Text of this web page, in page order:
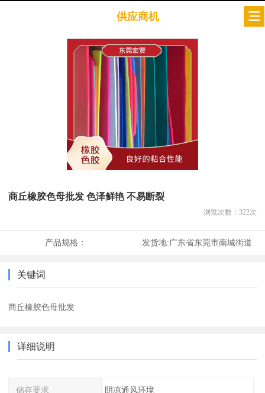
供应商机
商丘橡胶色母批发 色泽鲜艳 不易断裂
浏览次数： 322次
产品规格： 发货地:广东省东莞市南城街道
关键词
商丘橡胶色母批发
详细说明
储存要求 阴凉通风环境